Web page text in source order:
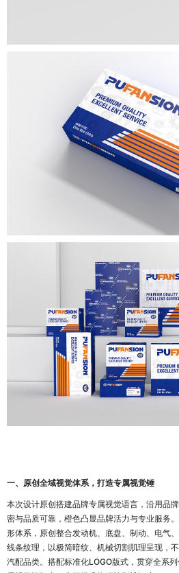
一、原创全域视觉体系，打造专属视觉锤
本次设计原创搭建品牌专属视觉语言，沿用品
密与品质可靠，橙色凸显品牌活力与专业服务
形体系，原创整合发动机、底盘、制动、电气
线条纹理，以极简暗纹、机械切割肌理呈现，
汽配品类。搭配标准化LOGO版式，贯穿全系